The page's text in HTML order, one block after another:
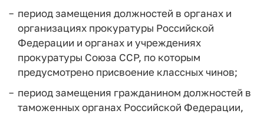
период замещения должностей в органах и
организациях прокуратуры Российской
Федерации и органах и учреждениях
прокуратуры Союза ССР, по которым
предусмотрено присвоение классных чинов;
период замещения гражданином должностей в
таможенных органах Российской Федерации,